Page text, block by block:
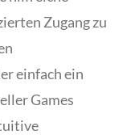
Zugang zu
einfach ein
Games